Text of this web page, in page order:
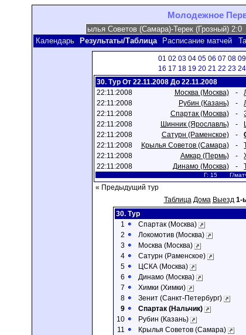
Молодежное
Календарь Результаты/Таблица Расписание матчей
01 02 03 04 05 06 07 08 09
16 17 18 19 20 21 22 23 24
30. Тур От 22.11.2008 До 22.11.2008
22:11:2008
Москва (Москва) -
22:11:2008
Рубин (Казань) -
22:11:2008
Спартак (Москва) -
22:11:2008
Шинник (Ярославль) -
22:11:2008
Сатурн (Раменское) -
22:11:2008
Крылья Советов (Самара) -
22:11:2008
Амкар (Пермь) -
22:11:2008
Динамо (Москва) -
Г: 15 Г/
« Предыдущий тур
Таблица Дома Выезд1-
30. Тур
1
Спартак (Москва)
2
Локомотив (Москва)
3
Москва (Москва)
4
Сатурн (Раменское)
5
ЦСКА (Москва)
6
Динамо (Москва)
7
Химки (Химки)
8
Зенит (Санкт-Петербург)
9
Спартак (Нальчик)
10
Рубин (Казань)
11
Крылья Советов (Самара)